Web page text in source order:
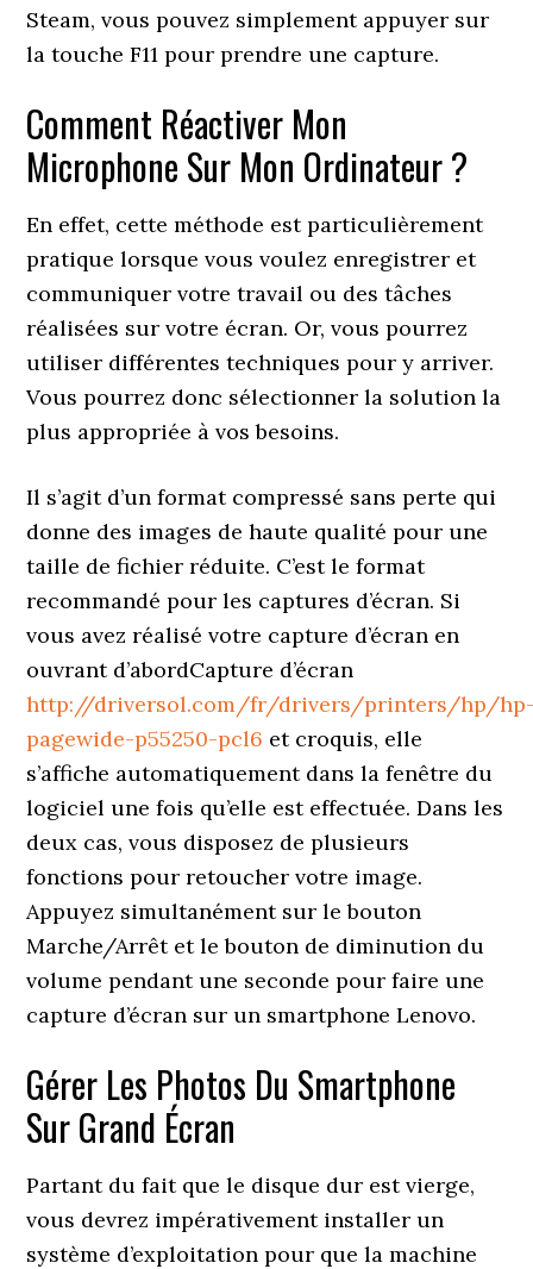
Steam, vous pouvez simplement appuyer sur
la touche F11 pour prendre une capture.
Comment Réactiver Mon
Microphone Sur Mon Ordinateur ?
En effet, cette méthode est particulièrement
pratique lorsque vous voulez enregistrer et
communiquer votre travail ou des tâches
réalisées sur votre écran. Or, vous pourrez
utiliser différentes techniques pour y arriver.
Vous pourrez donc sélectionner la solution la
plus appropriée à vos besoins.
Il s’agit d’un format compressé sans perte qui
donne des images de haute qualité pour une
taille de fichier réduite. C’est le format
recommandé pour les captures d’écran. Si
vous avez réalisé votre capture d’écran en
ouvrant d’abordCapture d’écran
http://driversol.com/fr/drivers/printers/hp/
pagewide-p55250-pcl6 et croquis, elle
s’affiche automatiquement dans la fenêtre du
logiciel une fois qu’elle est effectuée. Dans les
deux cas, vous disposez de plusieurs
fonctions pour retoucher votre image.
Appuyez simultanément sur le bouton
Marche/Arrêt et le bouton de diminution du
volume pendant une seconde pour faire une
capture d’écran sur un smartphone Lenovo.
Gérer Les Photos Du Smartphone
Sur Grand Écran
Partant du fait que le disque dur est vierge,
vous devrez impérativement installer un
système d’exploitation pour que la machine